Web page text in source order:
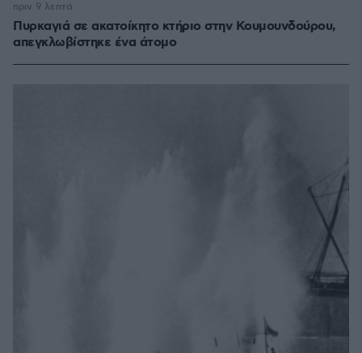
Πυρκαγιά σε ακατοίκητο κτήριο στην Κουμουνδούρου,
απεγκλωβίστηκε ένα άτομο
πριν 9 λεπτά